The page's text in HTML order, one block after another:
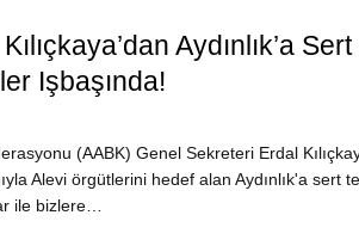
Aydınlık’a Sert
Işbaşında!
(AABK) Genel Sekreteri Erdal
Alevi örgütlerini hedef alan Aydınlık'a sert
ile bizlere…